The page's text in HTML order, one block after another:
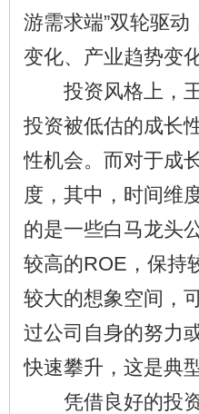
游需求端”双轮驱
变化、产业趋势变
投资风格上，王
投资被低估的成长
性机会。而对于成
度，其中，时间维
的是一些白马龙头
较高的ROE，保持
较大的想象空间，
过公司自身的努力
快速攀升，这是典
凭借良好的投资